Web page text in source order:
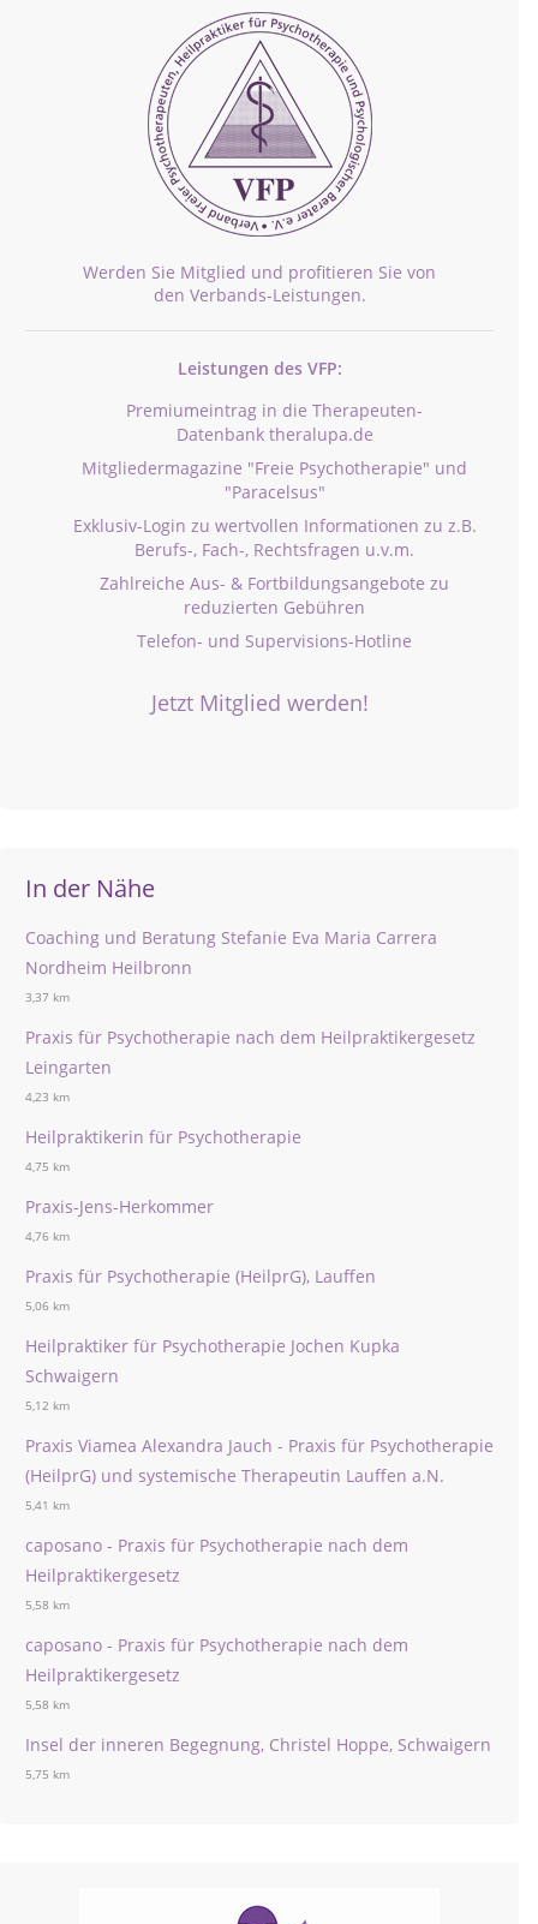
Werden Sie Mitglied und profitieren Sie von
den Verbands-Leistungen.
Leistungen des VFP:
Premiumeintrag in die Therapeuten-
Datenbank theralupa.de
Mitgliedermagazine "Freie Psychotherapie" und
"Paracelsus"
Exklusiv-Login zu wertvollen Informationen zu z.B.
Berufs-, Fach-, Rechtsfragen u.v.m.
Zahlreiche Aus- & Fortbildungsangebote zu
reduzierten Gebühren
Telefon- und Supervisions-Hotline
Jetzt Mitglied werden!
In der Nähe
Coaching und Beratung Stefanie Eva Maria Carrera
Nordheim Heilbronn
3,37 km
Praxis für Psychotherapie nach dem Heilpraktikergesetz
Leingarten
4,23 km
Heilpraktikerin für Psychotherapie
4,75 km
Praxis-Jens-Herkommer
4,76 km
Praxis für Psychotherapie (HeilprG), Lauffen
5,06 km
Heilpraktiker für Psychotherapie Jochen Kupka
Schwaigern
5,12 km
Praxis Viamea Alexandra Jauch - Praxis für Psychotherapie
(HeilprG) und systemische Therapeutin Lauffen a.N.
5,41 km
caposano - Praxis für Psychotherapie nach dem
Heilpraktikergesetz
5,58 km
caposano - Praxis für Psychotherapie nach dem
Heilpraktikergesetz
5,58 km
Insel der inneren Begegnung, Christel Hoppe, Schwaigern
5,75 km